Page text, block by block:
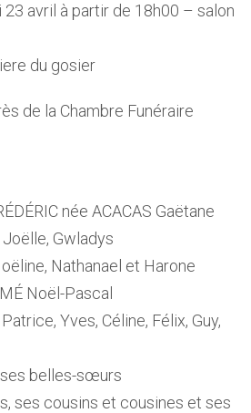
avril à partir de 18h00 – salon
du gosier
de la Chambre Funéraire
née ACACAS Gaëtane
Gwladys
Nathanael et Harone
Noël-Pascal
Yves, Céline, Félix, Guy,
belles-sœurs
ses cousins et cousines et ses